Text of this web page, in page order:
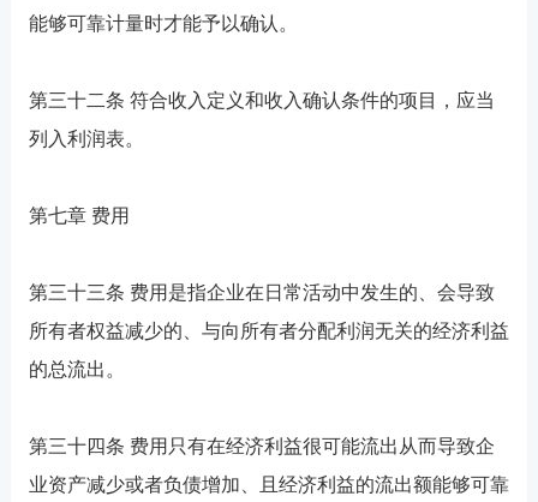
能够可靠计量时才能予以确认。
第三十二条 符合收入定义和收入确认条件的项目，应当
列入利润表。
第七章 费用
第三十三条 费用是指企业在日常活动中发生的、会导致
所有者权益减少的、与向所有者分配利润无关的经济利益
的总流出。
第三十四条 费用只有在经济利益很可能流出从而导致企
业资产减少或者负债增加、且经济利益的流出额能够可靠